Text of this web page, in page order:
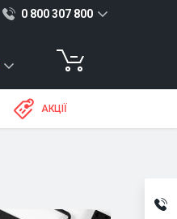
0 800 307 800
АКЦІЇ